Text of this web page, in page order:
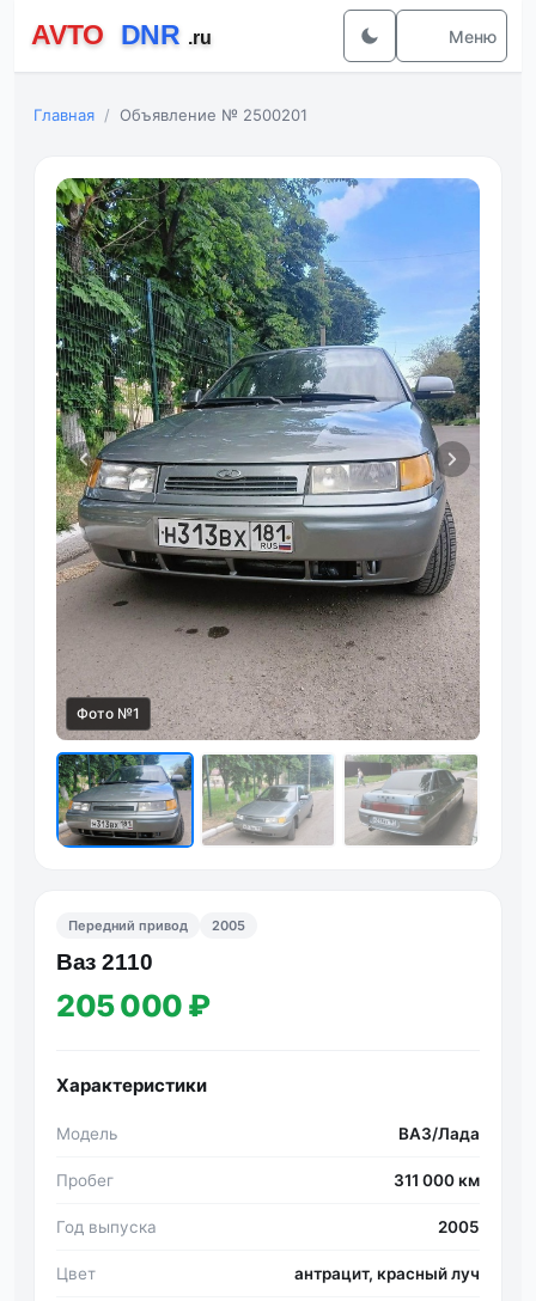
Меню
Главная Объявление № 2500201
Фото №1
Передний привод 2005
Ваз 2110
205 000 ₽
Характеристики
Модель ВАЗ/Лада
Пробег 311 000 км
Год выпуска 2005
Цвет антрацит, красный луч